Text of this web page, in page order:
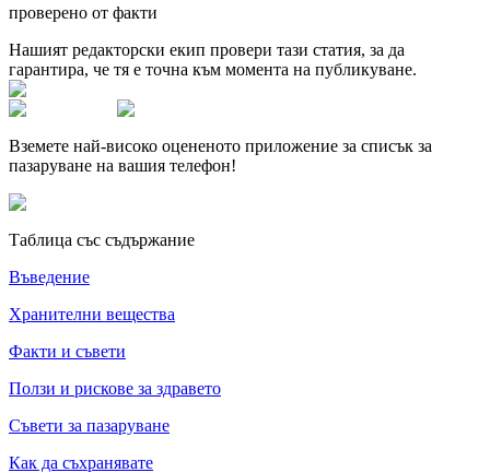
проверено от факти
Нашият редакторски екип провери тази статия, за да
гарантира, че тя е точна към момента на публикуване.
Вземете най-високо оцененото приложение за списък за
пазаруване на вашия телефон!
Таблица със съдържание
Въведение
Хранителни вещества
Факти и съвети
Ползи и рискове за здравето
Съвети за пазаруване
Как да съхранявате